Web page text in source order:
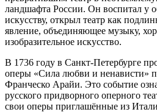
ландшафта России. Он воспитал у
искусству, открыл театр как
явление, объединяющее музыку,
изобразительное искусство.
В 1736 году в Санкт-Петербурге
оперы «Сила любви и ненависти»
Франческо Арайи. Это событие
русского придворного оперного
свои оперы приглашённые из